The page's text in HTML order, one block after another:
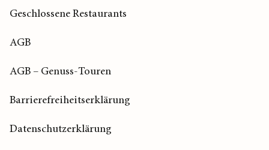
Geschlossene Restaurants
AGB
AGB – Genuss-Touren
Barrierefreiheitserklärung
Datenschutzerklärung